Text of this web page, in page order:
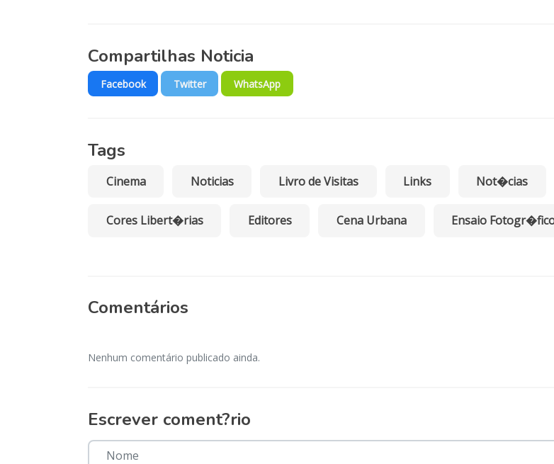
Compartilhas Noticia
Facebook Twitter WhatsApp
Tags
Cinema Noticias Livro de Visitas Links Not�cias
Cores Libert�rias Editores Cena Urbana Ensaio
Comentários
Nenhum comentário publicado ainda.
Escrever coment?rio